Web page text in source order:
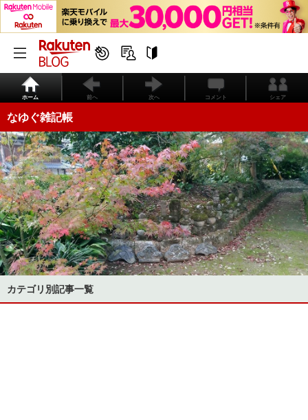
ホーム 前へ 次へ コメント シェア
なゆぐ雑記帳
カテゴリ別記事一覧